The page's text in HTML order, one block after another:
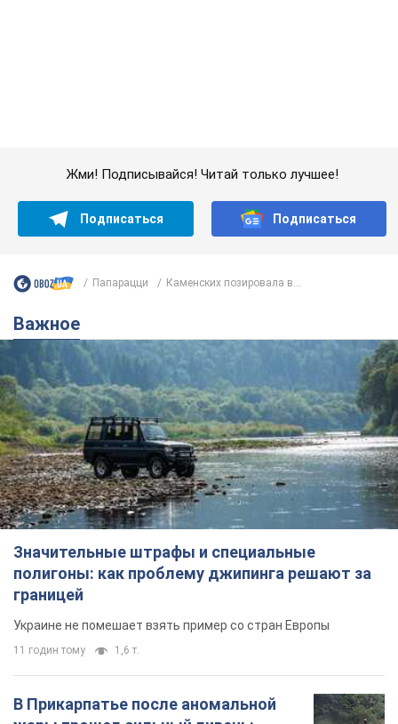
Значительные штрафы и специальные
полигоны: как проблему джипинга решают за
границей
Украине не помешает взять пример со стран Европы
11 годин тому 1,6 т.
В Прикарпатье после аномальной
жары прошел сильный ливень:
дороги превратились в реки. Видео
Непогода обрушилась на Ивано-Франковскую
область и курортный Буковель
7 годин тому 14,4 т.
долга за газ из-за показаний
неисправного счетчика: судья
вынес неожиданное решение
Нужно ли платить долг из-за доначисления